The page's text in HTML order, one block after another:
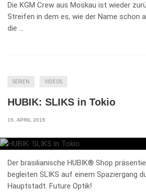
Die KGM Crew aus Moskau ist wieder
Streifen in dem es, wie der Name schon
die …
SERIEN VIDEOS
HUBIK: SLIKS in Tokio
15. APRIL 2019
Der brasilianische HUBIK® Shop
begleiten SLIKS auf einem Spaziergang
Hauptstadt. Future Optik!